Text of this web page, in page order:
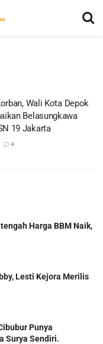
Wali Kota Depok
Belasungkawa
19 Jakarta
4
Harga BBM Naik,
Lesti Kejora Merilis
Punya
Surya Sendiri.